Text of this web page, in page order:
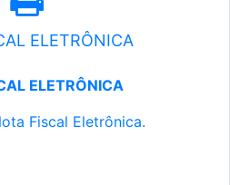
ELETRÔNICA
ELETRÔNICA
Fiscal Eletrônica.